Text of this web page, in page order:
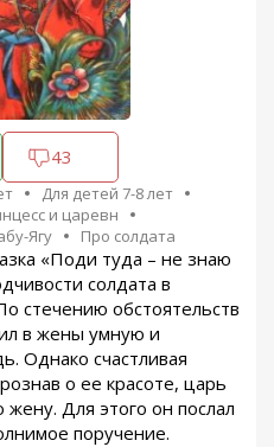
43
Для детей 7-8 лет
и царевн
Ягу Про солдата
«Поди туда – не знаю
солдата в
стечению обстоятельств
в жены умную и
Однако счастливая
о ее красоте, царь
Для этого он послал
поручение.